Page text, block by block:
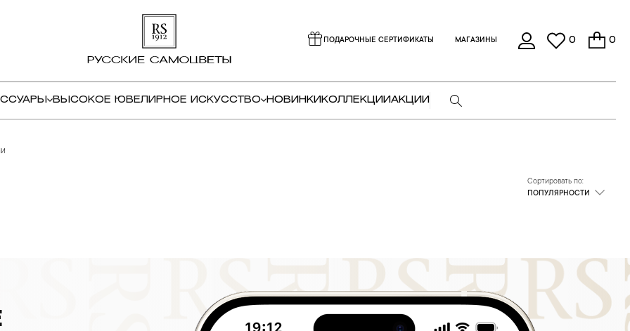
ПОДАРОЧНЫЕ СЕРТИФИКАТЫ МАГАЗИНЫ 0 0
ВЫСОКОЕ ЮВЕЛИРНОЕ ИСКУССТВО НОВИНКИ КОЛЛЕКЦИИАКЦИИ
Сортировать по:
ПОПУЛЯРНОСТИ